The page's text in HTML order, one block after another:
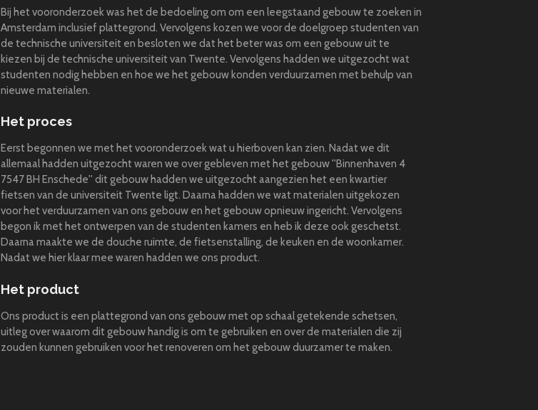
Bij het vooronderzoek was het de bedoeling om om een leegstaand gebouw te zoeken in
Amsterdam inclusief plattegrond. Vervolgens kozen we voor de doelgroep studenten van
de technische universiteit en besloten we dat het beter was om een gebouw uit te
kiezen bij de technische universiteit van Twente. Vervolgens hadden we uitgezocht wat
studenten nodig hebben en hoe we het gebouw konden verduurzamen met behulp van
nieuwe materialen.
Het proces
Eerst begonnen we met het vooronderzoek wat u hierboven kan zien. Nadat we dit
allemaal hadden uitgezocht waren we over gebleven met het gebouw ''Binnenhaven 4
7547 BH Enschede'' dit gebouw hadden we uitgezocht aangezien het een kwartier
fietsen van de universiteit Twente ligt. Daarna hadden we wat materialen uitgekozen
voor het verduurzamen van ons gebouw en het gebouw opnieuw ingericht. Vervolgens
begon ik met het ontwerpen van de studenten kamers en heb ik deze ook geschetst.
Daarna maakte we de douche ruimte, de fietsenstalling, de keuken en de woonkamer.
Nadat we hier klaar mee waren hadden we ons product.
Het product
Ons product is een plattegrond van ons gebouw met op schaal getekende schetsen,
uitleg over waarom dit gebouw handig is om te gebruiken en over de materialen die zij
zouden kunnen gebruiken voor het renoveren om het gebouw duurzamer te maken.